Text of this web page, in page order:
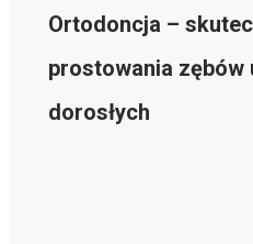
Ortodoncja –
prostowania zębów
dorosłych